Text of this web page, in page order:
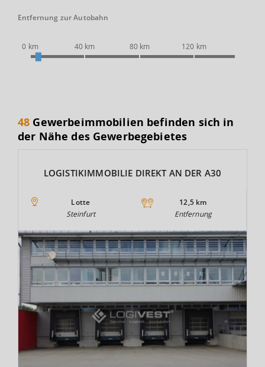
Entfernung zur Autobahn
0 km 40 km 80 km 120 km
48 Gewerbeimmobilien befinden sich in
der Nähe des Gewerbegebietes
LOGISTIKIMMOBILIE DIREKT AN DER A30
Lotte
Steinfurt
12,5 km
Entfernung